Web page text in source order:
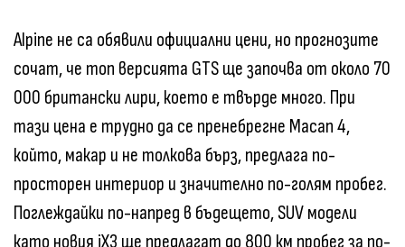
Alpine не са обявили официални цени, но прогнозите
сочат, че топ версията GTS ще започва от около 70
000 британски лири, което е твърде много. При
тази цена е трудно да се пренебрегне Macan 4,
който, макар и не толкова бърз, предлага по-
просторен интериор и значително по-голям пробег.
Поглеждайки по-напред в бъдещето, SUV модели